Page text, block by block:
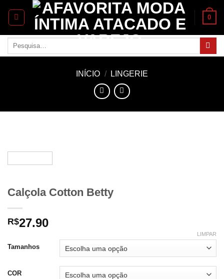
0
Pesquisar
INÍCIO / LINGERIE
Calçola Cotton Betty
R$27.90
Tamanhos
COR
LIMPAR